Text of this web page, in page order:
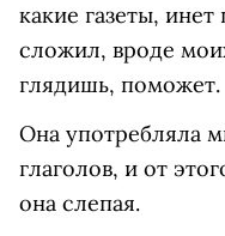
какие газеты,
сложил, вроде
глядишь, поможет.
Она употребляла
глаголов, и от
она слепая.